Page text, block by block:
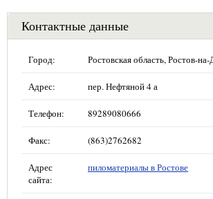
Контактные данные
Город: Ростовская область, Ростов-
Адрес: пер. Нефтяной 4 а
Телефон: 89289080666
Факс: (863)2762682
Адрес
сайта:
пиломатериалы в Ростове